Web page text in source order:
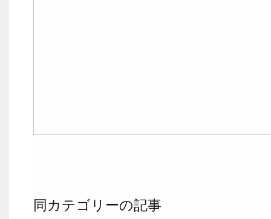
同カテゴリーの記事